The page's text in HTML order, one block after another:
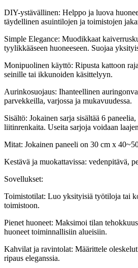
DIY-ystävällinen: Helppo ja luova
täydellinen asuintilojen ja toimistojen
Simple Elegance: Muodikkaat
tyylikkääseen huoneeseen. Suojaa
Monipuolinen käyttö: Ripusta kattoon
seinille tai ikkunoiden käsittelyyn.
Aurinkosuojaus: Ihanteellinen
parvekkeilla, varjossa ja mukavuudessa.
Sisältö: Jokainen sarja sisältää 6
liitinrenkaita. Useita sarjoja voidaan
Mitat: Jokainen paneeli on 30 cm x
Kestävä ja muokattavissa: vedenpitävä,
Sovellukset:
Toimistotilat: Luo yksityisiä työtiloja tai
toimistoon.
Pienet huoneet: Maksimoi tilan
huoneet toiminnallisiin alueisiin.
Kahvilat ja ravintolat: Määrittele
ripaus eleganssia.